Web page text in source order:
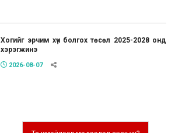
Хогийг эрчим хүч болгох төсөл 2025-2028 онд
хэрэгжинэ
2026-08-07